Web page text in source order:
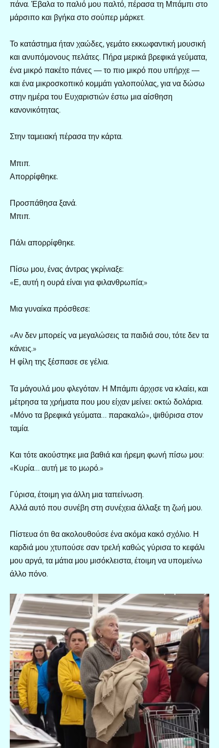
πάνα. Έβαλα το παλιό μου παλτό, πέρασα τη Μπάμπι στο
μάρσιπο και βγήκα στο σούπερ μάρκετ.
Το κατάστημα ήταν χαώδες, γεμάτο εκκωφαντική μουσική
και ανυπόμονους πελάτες. Πήρα μερικά βρεφικά γεύματα,
ένα μικρό πακέτο πάνες — το πιο μικρό που υπήρχε —
και ένα μικροσκοπικό κομμάτι γαλοπούλας, για να δώσω
στην ημέρα του Ευχαριστιών έστω μια αίσθηση
κανονικότητας.
Στην ταμειακή πέρασα την κάρτα.
Μπιπ.
Απορρίφθηκε.
Προσπάθησα ξανά.
Μπιπ.
Πάλι απορρίφθηκε.
Πίσω μου, ένας άντρας γκρίνιαξε:
«Ε, αυτή η ουρά είναι για φιλανθρωπία;»
Μια γυναίκα πρόσθεσε:
«Αν δεν μπορείς να μεγαλώσεις τα παιδιά σου, τότε δεν τα
κάνεις.»
Η φίλη της ξέσπασε σε γέλια.
Τα μάγουλά μου φλεγόταν. Η Μπάμπι άρχισε να κλαίει, και
μέτρησα τα χρήματα που μου είχαν μείνει: οκτώ δολάρια.
«Μόνο τα βρεφικά γεύματα… παρακαλώ», ψιθύρισα στον
ταμία.
Και τότε ακούστηκε μια βαθιά και ήρεμη φωνή πίσω μου:
«Κυρία… αυτή με το μωρό.»
Γύρισα, έτοιμη για άλλη μια ταπείνωση.
Αλλά αυτό που συνέβη στη συνέχεια άλλαξε τη ζωή μου.
Πίστευα ότι θα ακολουθούσε ένα ακόμα κακό σχόλιο. Η
καρδιά μου χτυπούσε σαν τρελή καθώς γύρισα το κεφάλι
μου αργά, τα μάτια μου μισόκλειστα, έτοιμη να υπομείνω
άλλο πόνο.